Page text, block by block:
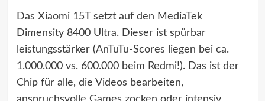
Das Xiaomi 15T setzt auf den MediaTek
Dimensity 8400 Ultra. Dieser ist spürbar
leistungsstärker (AnTuTu-Scores liegen bei ca.
1.000.000 vs. 600.000 beim Redmi!). Das ist der
Chip für alle, die Videos bearbeiten,